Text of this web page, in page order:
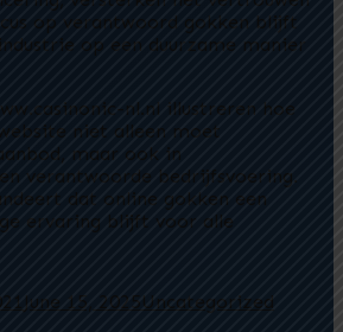
op verantwoord gokken blijft
op een duurzame manier
nl.nl illustreren hoe
niet alleen moet
maar ook in
verantwoorde bedrijfsvoering.
dat online gokken een
ervaring blijft voor alle
June 15, 2025Uncategorized